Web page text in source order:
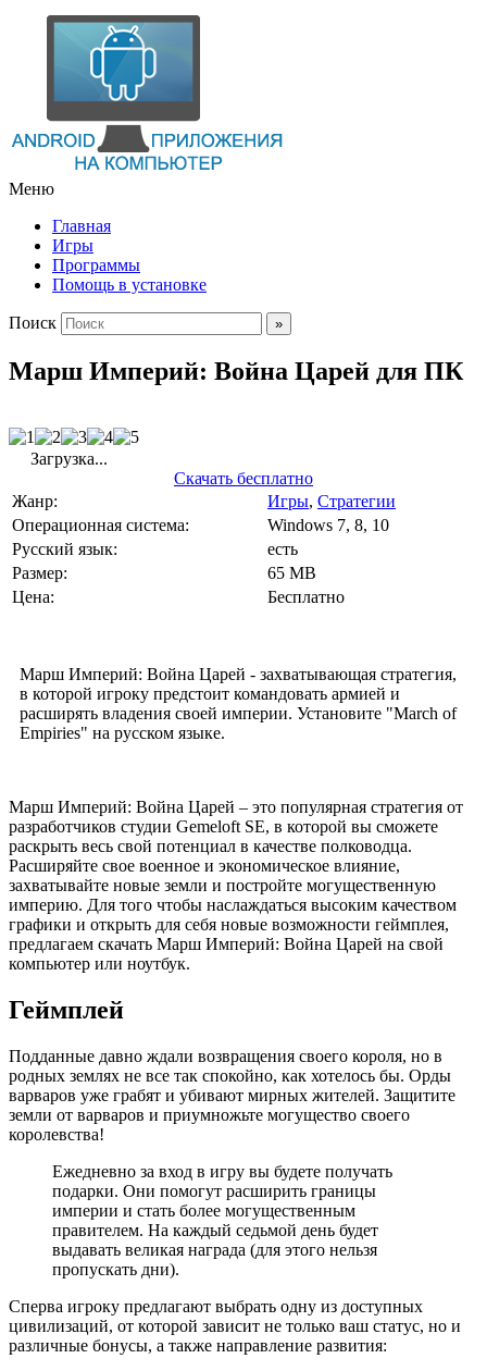
Меню
Главная
Игры
Программы
Помощь в установке
Поиск
Марш Империй: Война Царей для ПК
Загрузка...
Скачать бесплатно
Жанр:
Игры, Стратегии
Операционная система:
Windows 7, 8, 10
Русский язык:
есть
Размер:
65 MB
Цена:
Бесплатно
Марш Империй: Война Царей - захватывающая стратегия,
в которой игроку предстоит командовать армией и
расширять владения своей империи. Установите "March of
Empiries" на русском языке.
Марш Империй: Война Царей – это популярная стратегия от
разработчиков студии Gemeloft SE, в которой вы сможете
раскрыть весь свой потенциал в качестве полководца.
Расширяйте свое военное и экономическое влияние,
захватывайте новые земли и постройте могущественную
империю. Для того чтобы наслаждаться высоким качеством
графики и открыть для себя новые возможности геймплея,
предлагаем скачать Марш Империй: Война Царей на свой
компьютер или ноутбук.
Геймплей
Подданные давно ждали возвращения своего короля, но в
родных землях не все так спокойно, как хотелось бы. Орды
варваров уже грабят и убивают мирных жителей. Защитите
земли от варваров и приумножьте могущество своего
королевства!
Ежедневно за вход в игру вы будете получать
подарки. Они помогут расширить границы
империи и стать более могущественным
правителем. На каждый седьмой день будет
выдавать великая награда (для этого нельзя
пропускать дни).
Сперва игроку предлагают выбрать одну из доступных
цивилизаций, от которой зависит не только ваш статус, но и
различные бонусы, а также направление развития: